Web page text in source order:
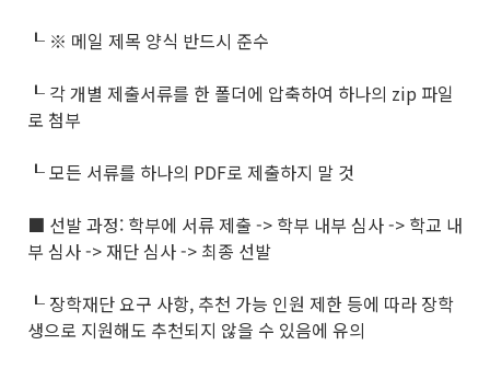
┖ ※ 메일 제목 양식 반드시 준수
┖ 각 개별 제출서류를 한 폴더에 압축하여 하나의 zip 파일
로 첨부
┖ 모든 서류를 하나의 PDF로 제출하지 말 것
■ 선발 과정: 학부에 서류 제출 -> 학부 내부 심사 -> 학교 내
부 심사 -> 재단 심사 -> 최종 선발
┖ 장학재단 요구 사항, 추천 가능 인원 제한 등에 따라 장학
생으로 지원해도 추천되지 않을 수 있음에 유의